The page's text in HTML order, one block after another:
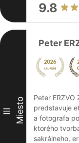
9.8
III Miesto
Peter
Peter
predstavuje
a fotografa
ktorého
sakrálneho,